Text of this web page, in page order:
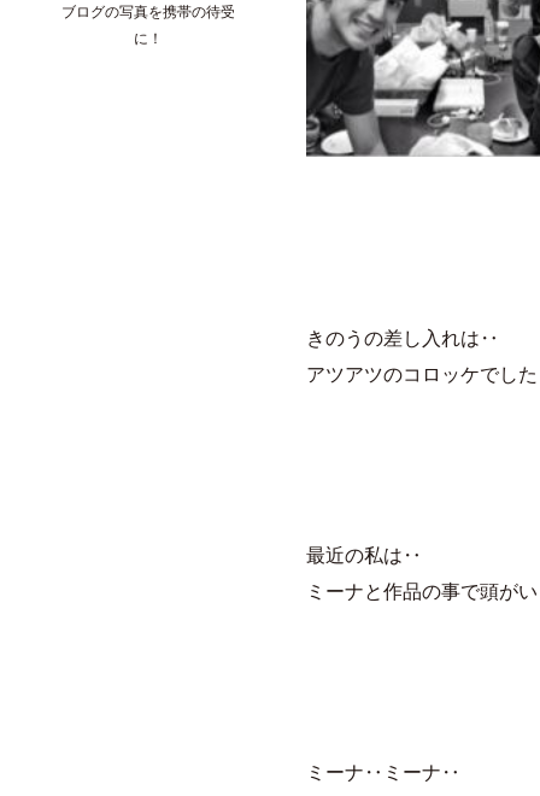
ブログの写真を携帯の待受
に！
きのうの差し入れは‥
アツアツのコロッケでした
最近の私は‥
ミーナと作品の事で頭が
ミーナ‥ミーナ‥